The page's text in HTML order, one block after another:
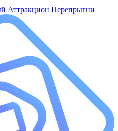
Аттракцион Перепрыгни